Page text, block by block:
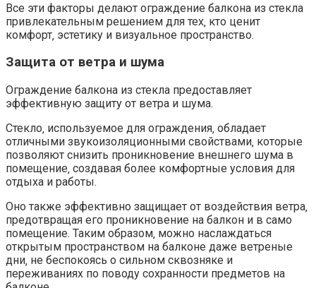
Все эти факторы делают ограждение балкона из стекла
привлекательным решением для тех‚ кто ценит
комфорт‚ эстетику и визуальное пространство.​
Защита от ветра и шума
Ограждение балкона из стекла предоставляет
эффективную защиту от ветра и шума.
Стекло‚ используемое для ограждения‚ обладает
отличными звукоизоляционными свойствами‚ которые
позволяют снизить проникновение внешнего шума в
помещение‚ создавая более комфортные условия для
отдыха и работы.​
Оно также эффективно защищает от воздействия ветра‚
предотвращая его проникновение на балкон и в само
помещение.​ Таким образом‚ можно наслаждаться
открытым пространством на балконе даже ветреные
дни‚ не беспокоясь о сильном сквозняке и
переживаниях по поводу сохранности предметов на